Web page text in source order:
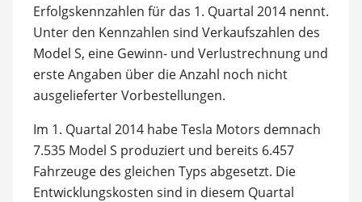
Erfolgskennzahlen für das 1. Quartal 2014 nennt.
Unter den Kennzahlen sind Verkaufszahlen des
Model S, eine Gewinn- und Verlustrechnung und
erste Angaben über die Anzahl noch nicht
ausgelieferter Vorbestellungen.
Im 1. Quartal 2014 habe Tesla Motors demnach
7.535 Model S produziert und bereits 6.457
Fahrzeuge des gleichen Typs abgesetzt. Die
Entwicklungskosten sind in diesem Quartal